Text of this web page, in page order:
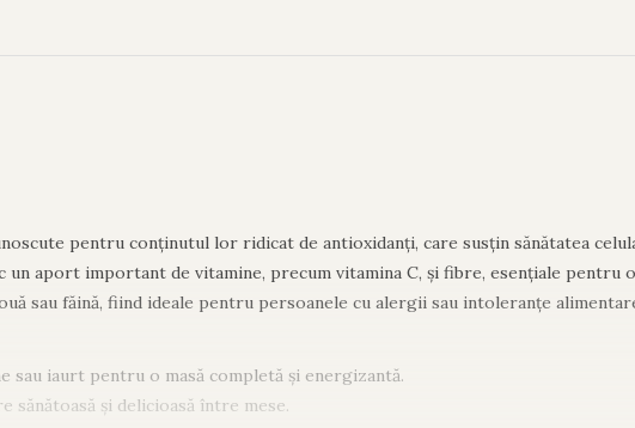
pentru conținutul lor ridicat de antioxidanți, care susțin sănătatea
un aport important de vitamine, precum vitamina C, și fibre, esențiale pentru
sau făină, fiind ideale pentru persoanele cu alergii sau intoleranțe
sau iaurt pentru o masă completă și energizantă.
sănătoasă și delicioasă între mese.